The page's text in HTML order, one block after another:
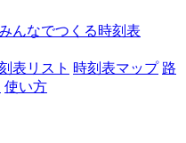
んなでつくる時刻表
表リスト 時刻表マップ 路
使い方